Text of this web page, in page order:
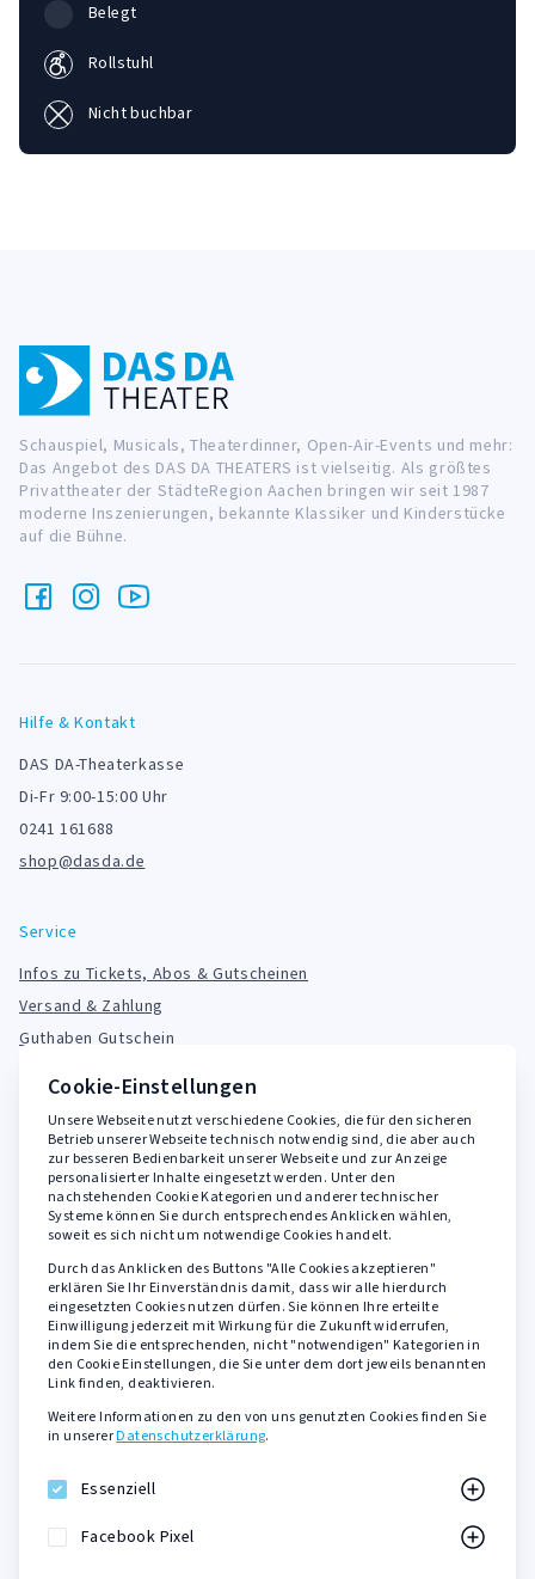
Belegt
Rollstuhl
Nicht buchbar
Schauspiel, Musicals, Theaterdinner, Open-Air-Events und mehr:
Das Angebot des DAS DA THEATERS ist vielseitig. Als größtes
Privattheater der StädteRegion Aachen bringen wir seit 1987
moderne Inszenierungen, bekannte Klassiker und Kinderstücke
auf die Bühne.
Hilfe & Kontakt
DAS DA-Theaterkasse
Di-Fr 9:00-15:00 Uhr
0241 161688
shop@dasda.de
Service
Infos zu Tickets, Abos & Gutscheinen
Versand & Zahlung
Guthaben Gutschein
Rechtliches
AGB
Widerrufsbelehrung
Barrierefreiheit
Impressum
Sicher zahlen mit
PayPal
SOFORT Überweisung
KLARNA Rechnungskauf
Cookie-Einstellungen
Unsere Webseite nutzt verschiedene Cookies, die für den sicheren
Betrieb unserer Webseite technisch notwendig sind, die aber auch
zur besseren Bedienbarkeit unserer Webseite und zur Anzeige
personalisierter Inhalte eingesetzt werden. Unter den
nachstehenden Cookie Kategorien und anderer technischer
Systeme können Sie durch entsprechendes Anklicken wählen,
soweit es sich nicht um notwendige Cookies handelt.
Durch das Anklicken des Buttons "Alle Cookies akzeptieren"
erklären Sie Ihr Einverständnis damit, dass wir alle hierdurch
eingesetzten Cookies nutzen dürfen. Sie können Ihre erteilte
Einwilligung jederzeit mit Wirkung für die Zukunft widerrufen,
indem Sie die entsprechenden, nicht "notwendigen" Kategorien in
den Cookie Einstellungen, die Sie unter dem dort jeweils benannten
Link finden, deaktivieren.
Weitere Informationen zu den von uns genutzten Cookies finden Sie
in unsererDatenschutzerklärung.
Essenziell
Facebook Pixel